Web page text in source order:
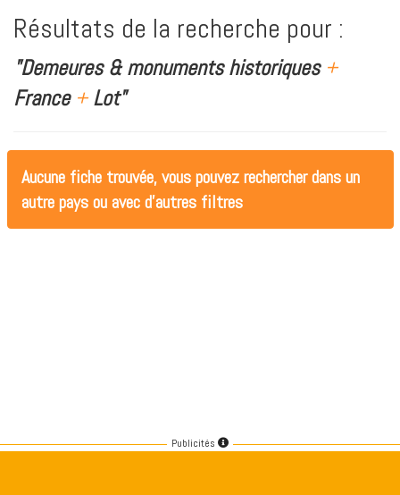
Résultats de la recherche pour :
"Demeures & monuments historiques +
France +Lot"
Aucune fiche trouvée, vous pouvez rechercher dans un
autre pays ou avec d'autres filtres
Publicités